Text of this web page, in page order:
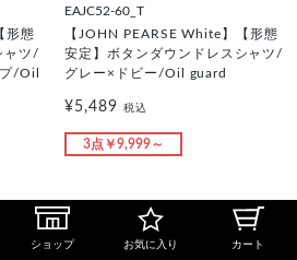
形態
ャツ/
/Oil
EAJC52-60_T
【JOHN PEARSE White】【形態
安定】ボタンダウンドレスシャツ/
グレー×ドビー/Oil guard
¥5,489 税込
3点￥9,999～
ショップ お気に入り カート